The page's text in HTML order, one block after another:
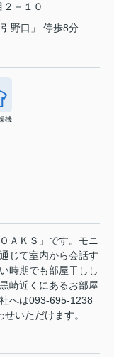
２－１０
野口」 停歩8分
機
ＡＫＳ」です。モニ
じて室内から会話す
時期でも部屋干しし
崎近くにあるお部屋
へは093-695-1238
いただけます。